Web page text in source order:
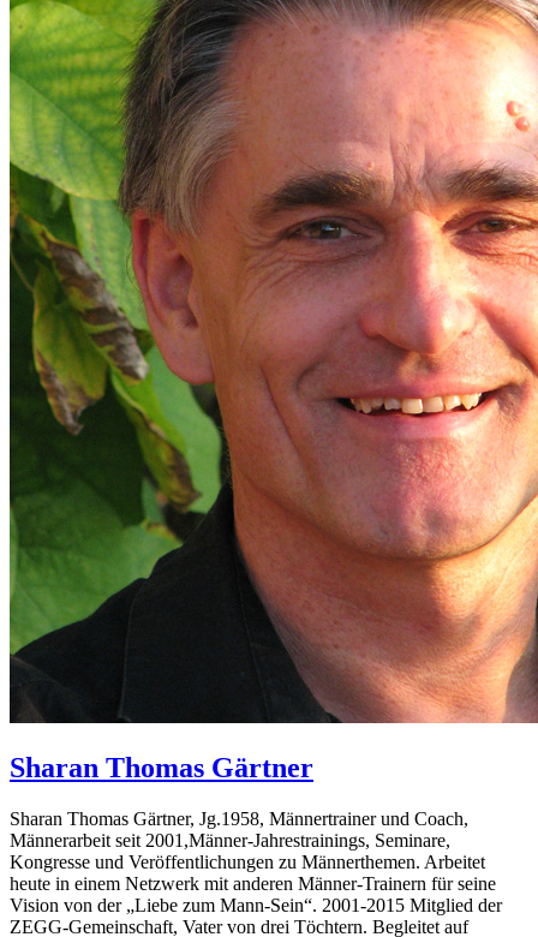
Sharan Thomas Gärtner
Sharan Thomas Gärtner, Jg.1958, Männertrainer und Coach,
Männerarbeit seit 2001,Männer-Jahrestrainings, Seminare,
Kongresse und Veröffentlichungen zu Männerthemen. Arbeitet
heute in einem Netzwerk mit anderen Männer-Trainern für seine
Vision von der „Liebe zum Mann-Sein“. 2001-2015 Mitglied der
ZEGG-Gemeinschaft, Vater von drei Töchtern. Begleitet auf